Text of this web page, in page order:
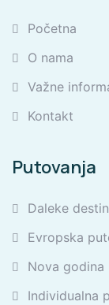
Početna
O nama
Važne
Kontakt
Putovanja
Daleke
Evropska
Nova godina
Individualna